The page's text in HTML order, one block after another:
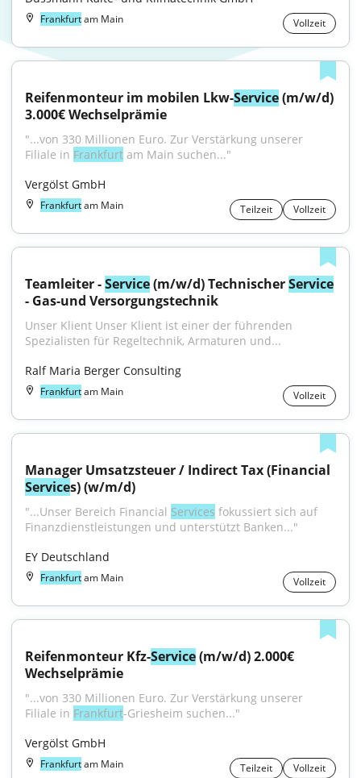
Frankfurtam Main Vollzeit
Reifenmonteur im mobilen Lkw-Service (m/w/d)
3.000€ Wechselprämie
"...von 330 Millionen Euro. Zur Verstärkung unserer
Filiale in Frankfurt am Main suchen..."
Vergölst GmbH
Frankfurtam Main Teilzeit Vollzeit
Teamleiter - Service (m/w/d) Technischer Service
- Gas-und Versorgungstechnik
Unser Klient Unser Klient ist einer der führenden
Spezialisten für Regeltechnik, Armaturen und...
Ralf Maria Berger Consulting
Frankfurtam Main Vollzeit
Services) (w/m/d)
"...Unser Bereich Financial Services fokussiert sich auf
Finanzdienstleistungen und unterstützt Banken..."
EY Deutschland
Frankfurtam Main Vollzeit
Reifenmonteur Kfz-Service (m/w/d) 2.000€
Wechselprämie
"...von 330 Millionen Euro. Zur Verstärkung unserer
Filiale in Frankfurt-Griesheim suchen..."
Vergölst GmbH
Frankfurtam Main Teilzeit Vollzeit